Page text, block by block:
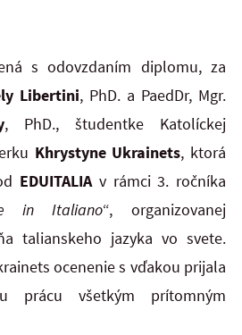
s odovzdaním diplomu, za
Libertini, PhD. a PaedDr, Mgr.
, PhD., študentke Katolíckej
Khrystyne Ukrainets, ktorá
EDUITALIA v rámci 3. ročníka
in Italiano“, organizovanej
talianskeho jazyka vo svete.
ocenenie s vďakou prijala
všetkým prítomným